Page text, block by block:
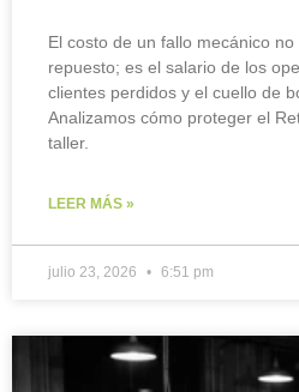
El costo de un fallo mecánico
repuesto; es el salario de los
clientes perdidos y el cuello de
Analizamos cómo proteger el
taller.
LEER MÁS »
julio 23, 2026 6:51 pm